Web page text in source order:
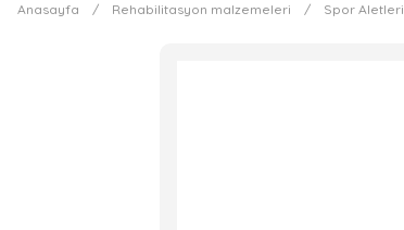
Anasayfa Rehabilitasyon malzemeleri Spor Aletleri